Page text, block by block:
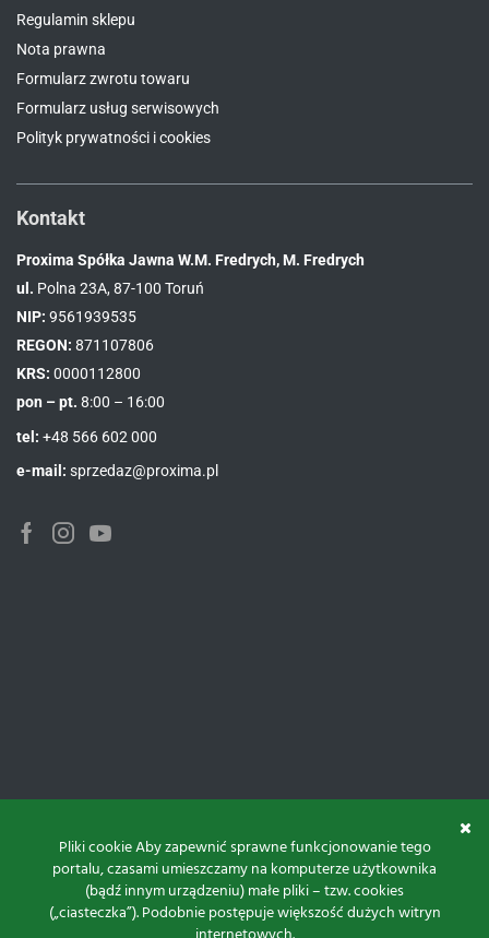
Regulamin sklepu
Nota prawna
Formularz zwrotu towaru
Formularz usług serwisowych
Polityk prywatności i cookies
Kontakt
Proxima Spółka Jawna W.M. Fredrych, M. Fredrych
ul. Polna 23A, 87-100 Toruń
NIP: 9561939535
REGON: 871107806
KRS: 0000112800
pon – pt. 8:00 – 16:00
tel: +48 566 602 000
e-mail: sprzedaz@proxima.pl
FacebookInstagramYoutube
Pliki cookie Aby zapewnić sprawne funkcjonowanie tego
portalu, czasami umieszczamy na komputerze użytkownika
(bądź innym urządzeniu) małe pliki – tzw. cookies
(„ciasteczka”). Podobnie postępuje większość dużych witryn